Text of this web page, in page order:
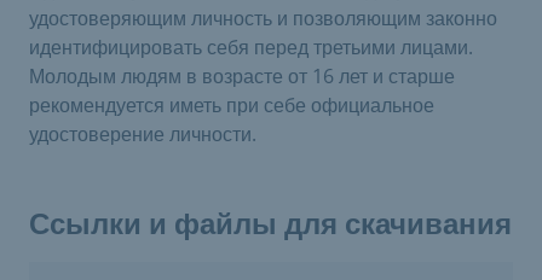
удостоверяющим личность и позволяющим законно
идентифицировать себя перед третьими лицами.
Молодым людям в возрасте от 16 лет и старше
рекомендуется иметь при себе официальное
удостоверение личности.
Ссылки и файлы для скачивания